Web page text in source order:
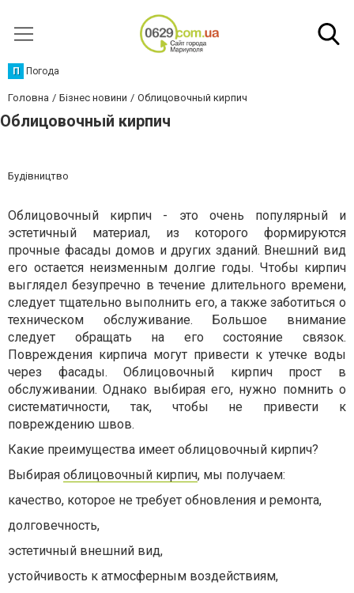
П Погода
Головна Бізнес новини Облицовочный кирпич
Облицовочный кирпич
Будівництво
Облицовочный кирпич - это очень популярный и
эстетичный материал, из которого формируются
прочные фасады домов и других зданий. Внешний вид
его остается неизменным долгие годы. Чтобы кирпич
выглядел безупречно в течение длительного времени,
следует тщательно выполнить его, а также заботиться о
техническом обслуживание. Большое внимание
следует обращать на его состояние связок.
Повреждения кирпича могут привести к утечке воды
через фасады. Облицовочный кирпич прост в
обслуживании. Однако выбирая его, нужно помнить о
систематичности, так, чтобы не привести к
повреждению швов.
Какие преимущества имеет облицовочный кирпич?
Выбирая облицовочный кирпич, мы получаем:
качество, которое не требует обновления и ремонта,
долговечность,
эстетичный внешний вид,
устойчивость к атмосферным воздействиям,